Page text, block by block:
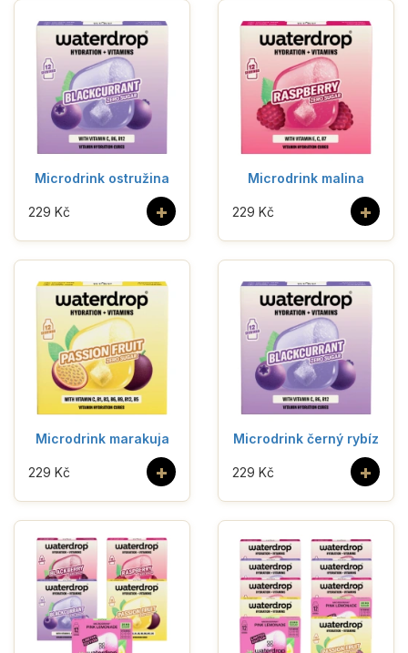
Microdrink ostružina
+
229 Kč
Microdrink malina
+
229 Kč
Microdrink marakuja
+
229 Kč
Microdrink černý rybíz
+
229 Kč